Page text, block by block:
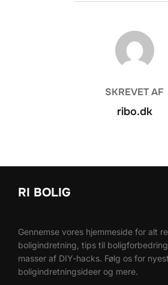
FORFATTER
SKREVET AF
ribo.dk
RI BOLIG
Gennemse vores hjemmeside for alt
boligindretning, tips til
masser af DIY-hacks. Følg os for
boligindretningsideer og mere.